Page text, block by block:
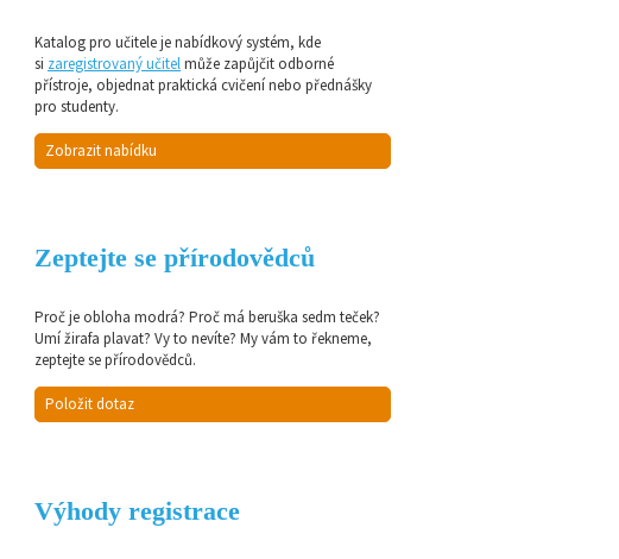
Katalog pro učitele je nabídkový systém, kde
si zaregistrovaný učitelmůže zapůjčit odborné
přístroje, objednat praktická cvičení nebo přednášky
pro studenty.
Zobrazit nabídku
Zeptejte se přírodovědců
Proč je obloha modrá? Proč má beruška sedm teček?
Umí žirafa plavat? Vy to nevíte? My vám to řekneme,
zeptejte se přírodovědců.
Položit dotaz
Výhody registrace